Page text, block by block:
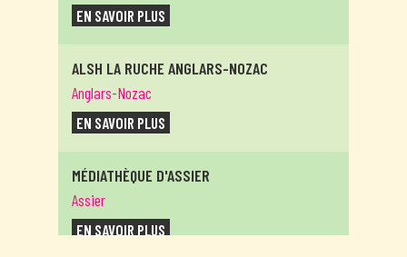
EN SAVOIR PLUS
ALSH LA RUCHE ANGLARS-NOZAC
Anglars-Nozac
EN SAVOIR PLUS
MÉDIATHÈQUE D'ASSIER
Assier
EN SAVOIR PLUS